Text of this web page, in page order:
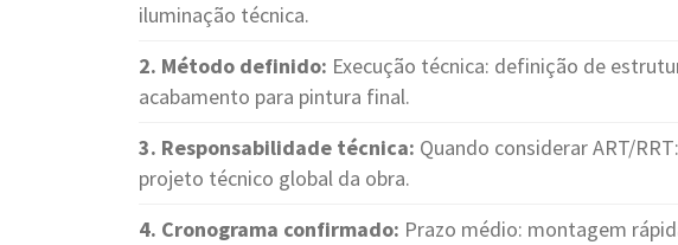
iluminação técnica.
2. Método definido: Execução técnica: definição de
acabamento para pintura final.
3. Responsabilidade técnica: Quando considerar ART/
projeto técnico global da obra.
4. Cronograma confirmado: Prazo médio: montagem